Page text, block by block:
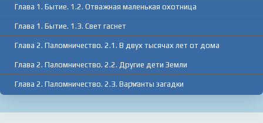
Глава 1. Бытие. 1.2. Отважная маленькая охотница
Глава 1. Бытие. 1.3. Свет гаснет
Глава 2. Паломничество. 2.1. В двух тысячах лет от дома
Глава 2. Паломничество. 2.2. Другие дети Земли
Глава 2. Паломничество. 2.3. Варианты загадки